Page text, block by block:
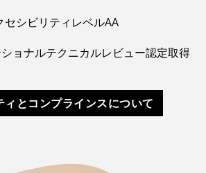
English
セシビリティレベルAA
ョナルテクニカルレビュー認定取得
ィとコンプラインスについて